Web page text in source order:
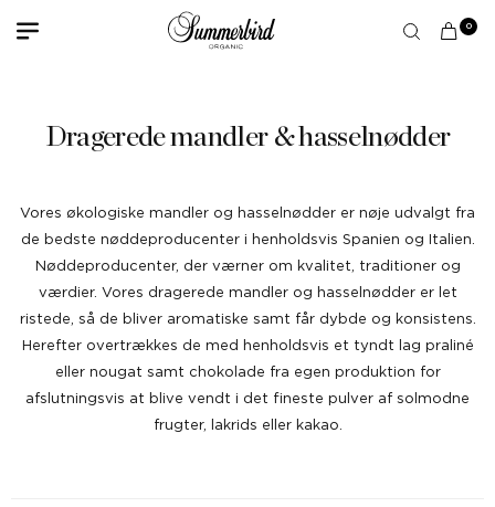
Dragerede mandler & hasselnødder
Vores økologiske mandler og hasselnødder er nøje udvalgt fra
de bedste nøddeproducenter i henholdsvis Spanien og Italien.
Nøddeproducenter, der værner om kvalitet, traditioner og
værdier. Vores dragerede mandler og hasselnødder er let
ristede, så de bliver aromatiske samt får dybde og konsistens.
Herefter overtrækkes de med henholdsvis et tyndt lag praliné
eller nougat samt chokolade fra egen produktion for
afslutningsvis at blive vendt i det fineste pulver af solmodne
frugter, lakrids eller kakao.
0